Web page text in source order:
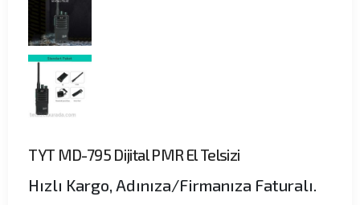
TYT MD-795 Dijital PMR El Telsizi
Hızlı Kargo, Adınıza/Firmanıza Faturalı.